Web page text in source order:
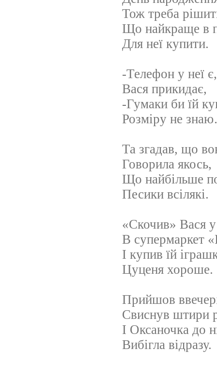
Тож треба
Що найкраще в
Для неї купити.
-Телефон у неї
Вася прикидає,
-Гумаки би їй
Розміру не
Та згадав, що
Говорила якось,
Що найбільше
Песики всілякі.
«Скочив» Вася
В супермаркет
І купив їй
Цуценя хороше.
Прийшов
Свиснув штири
І Оксаночка до
Вибігла відразу.